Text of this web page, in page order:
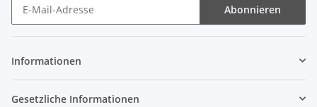
Abonnieren
Informationen
Gesetzliche Informationen